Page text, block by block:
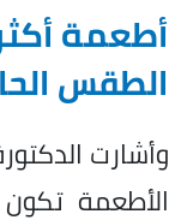
أطعمة
الطقس
وأشارت
الأطعمة تكون